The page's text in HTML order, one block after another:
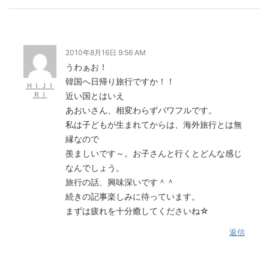
ＨＩＪＩ
ＲＩ
2010年8月16日 9:56 AM
うわぁお！
韓国へ日帰り旅行ですか！！
近い国とはいえ
あおいさん、相変わらずパワフルです。
私は子どもが生まれてからは、海外旅行とは無
縁なので
羨ましいです～。お子さんと行くとどんな感じ
なんでしょう。
旅行の話、興味深いです＾＾
続きの記事楽しみに待っています。
まずは疲れを十分癒してくださいね☆
返信